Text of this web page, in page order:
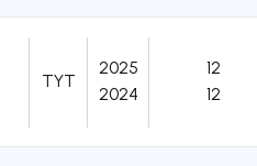
TYT
2025
2024
12
12